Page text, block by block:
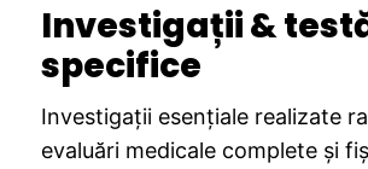
Investigații &
specifice
Investigații esențiale realizate
evaluări medicale complete și